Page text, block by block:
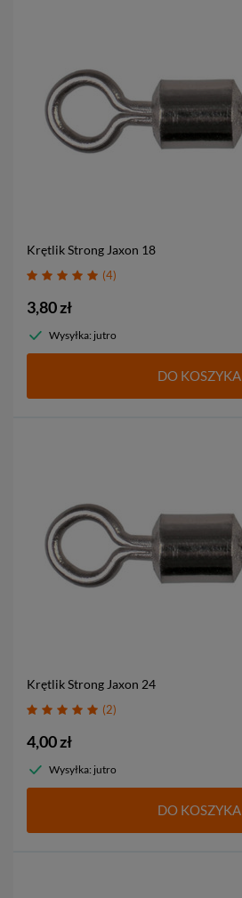
Krętlik Strong Jaxon 18
4
3,80 zł
Wysyłka: jutro
DO KOSZYKA
Krętlik Strong Jaxon 24
2
4,00 zł
Wysyłka: jutro
DO KOSZYKA